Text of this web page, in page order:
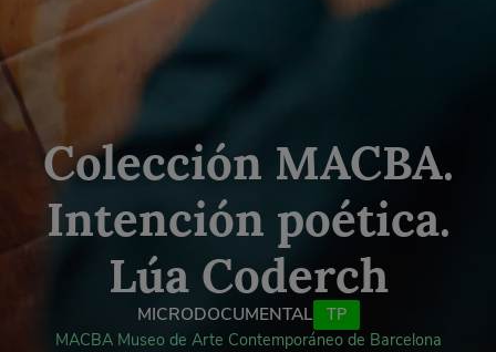
Colección MACBA.
Intención poética.
Lúa Coderch
MICRODOCUMENTAL
TP
MACBA Museo de Arte Contemporáneo de Barcelona